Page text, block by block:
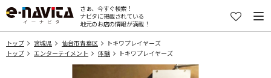
さぁ、今すぐ検索！
ナビタに掲載されている
地元のお店の情報が満載！
トップ 宮城県 仙台市青葉区
トキワプレイヤーズ
トップ
エンターテイメント 体験 トキワプレイヤーズ